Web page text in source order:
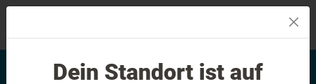
Bewertung Ihres Lächelns Invisalign Anwender finden
Dein Standort ist auf